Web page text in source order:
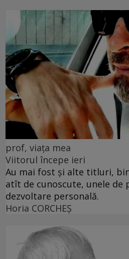
prof, viața mea
Viitorul începe ieri
Au mai fost și alte titluri,
atît de cunoscute, unele de
dezvoltare personală.
Horia CORCHEŞ